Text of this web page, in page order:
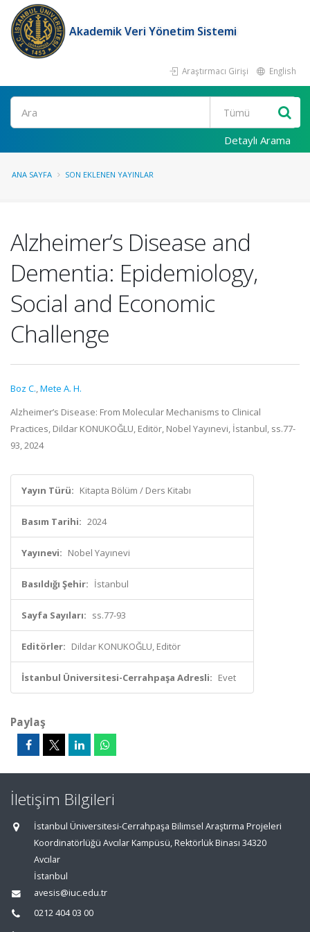
Akademik Veri Yönetim Sistemi
Araştırmacı Girişi English
Ara
Detaylı Arama
ANA SAYFA SON EKLENEN YAYINLAR
Alzheimer’s Disease and
Dementia: Epidemiology,
Social and Economic
Challenge
Boz C.,Mete A. H.
Alzheimer’s Disease: From Molecular Mechanisms to Clinical
Practices, Dildar KONUKOĞLU, Editör, Nobel Yayınevi, İstanbul, ss.77-
93, 2024
Yayın Türü: Kitapta Bölüm / Ders Kitabı
Basım Tarihi: 2024
Yayınevi: Nobel Yayınevi
Basıldığı Şehir: İstanbul
Sayfa Sayıları: ss.77-93
Editörler: Dildar KONUKOĞLU, Editör
İstanbul Üniversitesi-Cerrahpaşa Adresli: Evet
Paylaş
İletişim Bilgileri
İstanbul Üniversitesi-Cerrahpaşa Bilimsel Araştırma Projeleri
Koordinatörlüğü Avcılar Kampüsü, Rektörlük Binası 34320
Avcılar
İstanbul
avesis@iuc.edu.tr
0212 404 03 00